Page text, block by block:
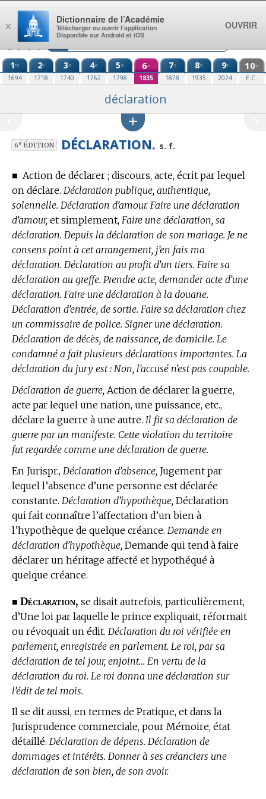
Aller au contenu
1re
1694
2e
1718
3e
1740
4e
1762
5e
1798
6e
1835
7e
1878
8e
1935
9e
2024
10e
E.C.
déclaration
6eÉDITION DÉCLARATION. s. f.
■ Action de déclarer ; discours, acte, écrit par lequel
on déclare. Déclaration publique, authentique,
solennelle. Déclaration d’amour. Faire une déclaration
d’amour, et simplement, Faire une déclaration, sa
déclaration. Depuis la déclaration de son mariage. Je ne
consens point à cet arrangement, j’en fais ma
déclaration. Déclaration au profit d’un tiers. Faire sa
déclaration au greffe. Prendre acte, demander acte d’une
déclaration. Faire une déclaration à la douane.
Déclaration d’entrée, de sortie. Faire sa déclaration chez
un commissaire de police. Signer une déclaration.
Déclaration de décès, de naissance, de domicile. Le
condamné a fait plusieurs déclarations importantes. La
déclaration du jury est : Non, l’accusé n’est pas coupable.
Déclaration de guerre, Action de déclarer la guerre,
acte par lequel une nation, une puissance, etc.,
déclare la guerre à une autre. Il fit sa déclaration de
guerre par un manifeste. Cette violation du territoire
fut regardée comme une déclaration de guerre.
En Jurispr., Déclaration d’absence, Jugement par
lequel l’absence d’une personne est déclarée
constante. Déclaration d’hypothèque, Déclaration
qui fait connaître l’affectation d’un bien à
l’hypothèque de quelque créance. Demande en
déclaration d’hypothèque, Demande qui tend à faire
déclarer un héritage affecté et hypothéqué à
quelque créance.
■ Déclaration, se disait autrefois, particulièrement,
d’Une loi par laquelle le prince expliquait, réformait
ou révoquait un édit. Déclaration du roi vérifiée en
parlement, enregistrée en parlement. Le roi, par sa
déclaration de tel jour, enjoint… En vertu de la
déclaration du roi. Le roi donna une déclaration sur
l’édit de tel mois.
Il se dit aussi, en termes de Pratique, et dans la
Jurisprudence commerciale, pour Mémoire, état
détaillé. Déclaration de dépens. Déclaration de
dommages et intérêts. Donner à ses créanciers une
déclaration de son bien, de son avoir.
×
Dictionnaire de l’Académie
Télécharger ou ouvrir l’application
Disponible sur Android et iOS
OUVRIR